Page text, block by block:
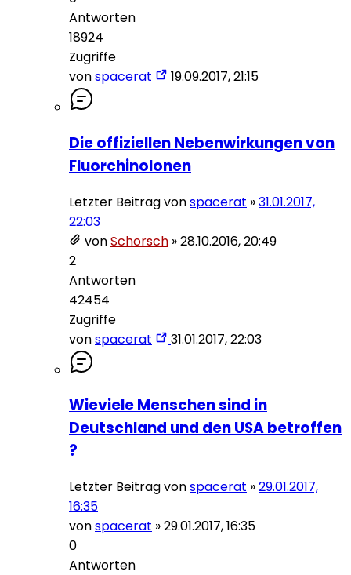
Antworten
18924
Zugriffe
vonspacerat 19.09.2017, 21:15
Die offiziellen Nebenwirkungen von
Fluorchinolonen
Letzter Beitrag vonspacerat »31.01.2017,
22:03
vonSchorsch »28.10.2016, 20:49
2
Antworten
42454
Zugriffe
vonspacerat 31.01.2017, 22:03
Wieviele Menschen sind in
Deutschland und den USA betroffen
?
Letzter Beitrag vonspacerat »29.01.2017,
16:35
vonspacerat »29.01.2017, 16:35
0
Antworten